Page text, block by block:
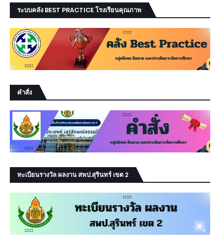
ระบบคลัง BEST PRACTICE โรงเรียนคุณภาพ
คำสั่ง
ทะเบียนรางวัล ผลงาน สพป.สุรินทร์ เขต 2